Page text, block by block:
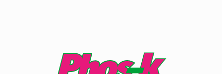
Combinación de nutrientes que brindan calidad y
promueve el llenado del fruto.